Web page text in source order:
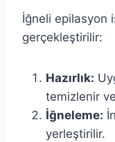
İğneli epilasyon
gerçekleştirilir:
Hazırlık:
temizlenir
İğneleme:
yerleştirilir.